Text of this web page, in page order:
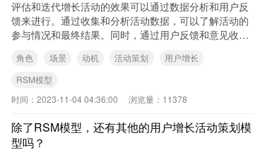
评估和迭代增长活动的效果可以通过数据分析和用户反
馈来进行。通过收集和分析活动数据，可以了解活动的
参与情况和最终结果。同时，通过用户反馈和意见收
行活
角色 场景 动机 活动策划
用户增长
RSM模型
时间： 2023-11-04 04:36:00 浏览量： 11378
除了RSM模型，还有其他的用户增长活动策划模
型吗？